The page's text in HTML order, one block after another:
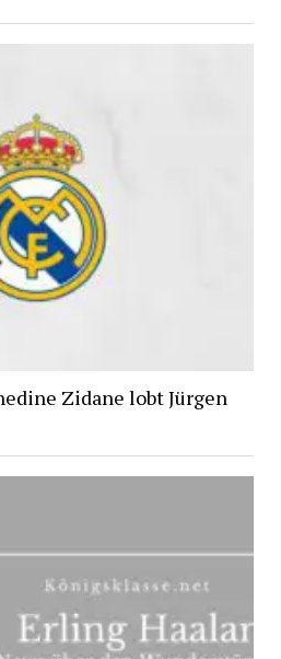
Zidane lobt Jürgen